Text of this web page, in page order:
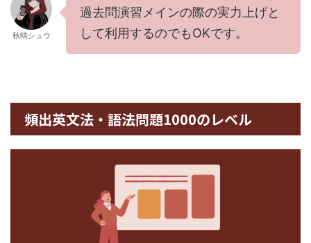
秋晴シュウ
過去問演習メインの際の実力上げと
して利用するのでもOKです。
頻出英文法・語法問題1000のレベル